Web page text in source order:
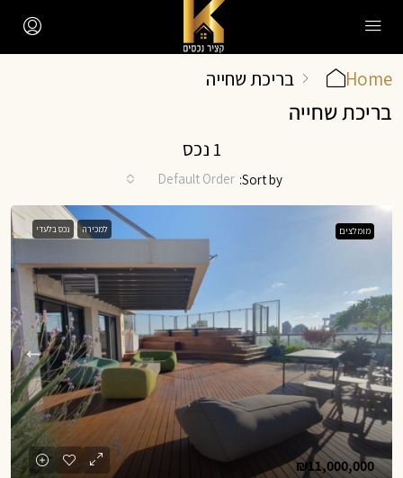
Home בריכת שחייה
בריכת שחייה
1 נכס
Sort by:
Default Order
מומלצים למכירה נכס בלעדי
₪11,000,000